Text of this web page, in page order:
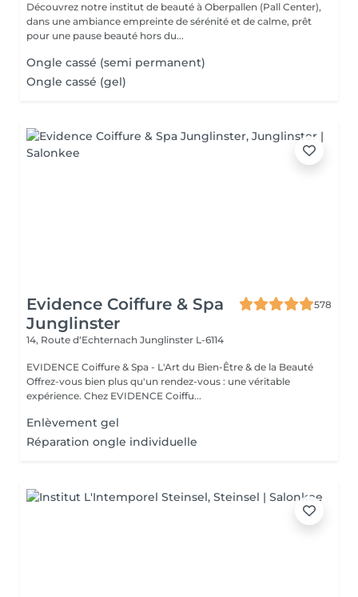
Découvrez notre institut de beauté à Oberpallen (Pall Center),
dans une ambiance empreinte de sérénité et de calme, prêt
pour une pause beauté hors du...
Ongle cassé (semi permanent)
Ongle cassé (gel)
Evidence Coiffure & Spa
Junglinster
578
14, Route d‘Echternach Junglinster L-6114
EVIDENCE Coiffure & Spa - L'Art du Bien-Être & de la Beauté
Offrez-vous bien plus qu'un rendez-vous : une véritable
expérience. Chez EVIDENCE Coiffu...
Enlèvement gel
Réparation ongle individuelle